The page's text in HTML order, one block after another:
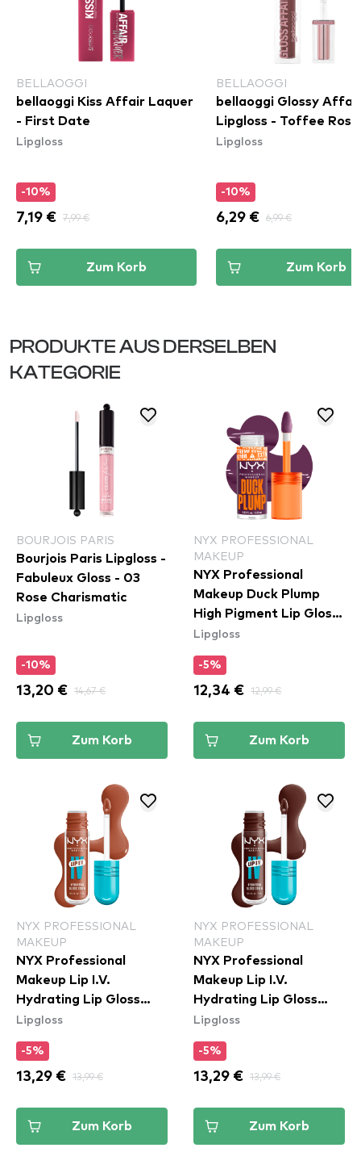
BELLAOGGI
bellaoggi Kiss Affair Laquer
- First Date
Lipgloss
-10%
7,19 € 7,99 €
Zum Korb
BELLAOGGI
bellaoggi Glossy Affair
Lipgloss - Toffee Rose
Lipgloss
-10%
6,29 € 6,99 €
Zum Korb
PRODUKTE AUS DERSELBEN
KATEGORIE
BOURJOIS PARIS
Bourjois Paris Lipgloss -
Fabuleux Gloss - 03
Rose Charismatic
Lipgloss
-10%
13,20 € 14,67 €
Zum Korb
NYX PROFESSIONAL
MAKEUP
NYX Professional
Makeup Duck Plump
High Pigment Lip Gloss
- Pure Plump (DPLL17)
Lipgloss
-5%
12,34 € 12,99 €
Zum Korb
NYX PROFESSIONAL
MAKEUP
NYX Professional
Makeup Lip I.V.
Hydrating Lip Gloss
Stain - 01 Caramel Drip
Lipgloss
-5%
13,29 € 13,99 €
Zum Korb
NYX PROFESSIONAL
MAKEUP
NYX Professional
Makeup Lip I.V.
Hydrating Lip Gloss
Stain - 05 Mocha Me
Lipgloss
-5%
13,29 € 13,99 €
Zum Korb